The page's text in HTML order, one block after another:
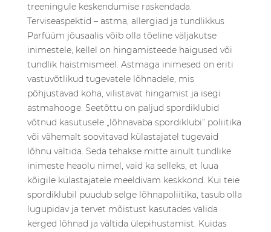
treeningule keskendumise raskendada.
Terviseaspektid – astma, allergiad ja tundlikkus
Parfüüm jõusaalis võib olla tõeline väljakutse
inimestele, kellel on hingamisteede haigused või
tundlik haistmismeel. Astmaga inimesed on eriti
vastuvõtlikud tugevatele lõhnadele, mis
põhjustavad köha, vilistavat hingamist ja isegi
astmahooge. Seetõttu on paljud spordiklubid
võtnud kasutusele „lõhnavaba spordiklubi” poliitika
või vähemalt soovitavad külastajatel tugevaid
lõhnu vältida. Seda tehakse mitte ainult tundlike
inimeste heaolu nimel, vaid ka selleks, et luua
kõigile külastajatele meeldivam keskkond. Kui teie
spordiklubil puudub selge lõhnapoliitika, tasub olla
lugupidav ja tervet mõistust kasutades valida
kerged lõhnad ja vältida ülepihustamist. Kuidas